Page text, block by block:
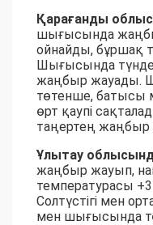
Қарағанды
шығысында
ойнайды, бұршақ
Шығысында
жаңбыр жауады.
төтенше, батысы
өрт қаупі
таңертең жаңбыр
Ұлытау
жаңбыр жауып,
температурасы
Солтүстігі мен
мен шығысында